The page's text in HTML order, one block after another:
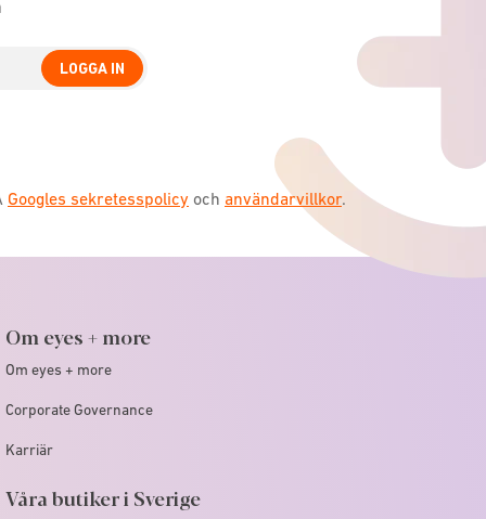
LOGGA IN
Googles sekretesspolicy och användarvillkor.
Om eyes + more
Om eyes + more
Corporate Governance
Karriär
Våra butiker i Sverige